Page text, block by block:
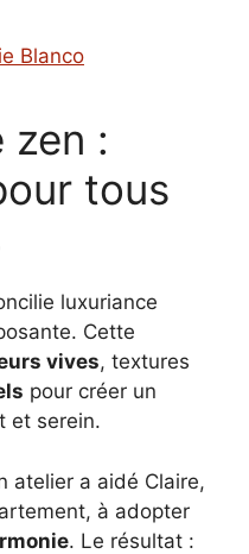
Blanco
zen :
tous
luxuriance
Cette
vives, textures
pour créer un
et serein.
atelier a aidé Claire,
à adopter
. Le résultat :